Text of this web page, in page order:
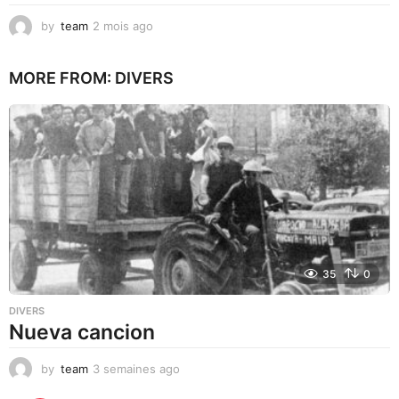
by team 2 mois ago
i
a
g
o
MORE FROM: DIVERS
35 0
DIVERS
Nueva cancion
by team 3 semaines ago